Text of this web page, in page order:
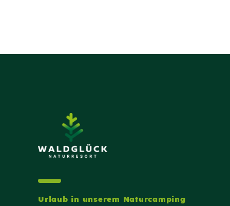
Urlaub in unserem Naturcamping